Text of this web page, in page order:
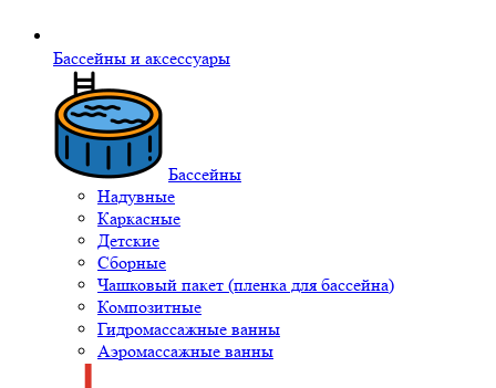
Бассейны и аксессуары
Бассейны
Надувные
Каркасные
Детские
Сборные
Чашковый пакет (пленка для бассейна)
Композитные
Гидромассажные ванны
Аэромассажные ванны